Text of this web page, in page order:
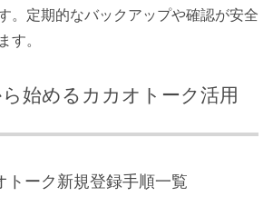
。定期的なバックアップや確認が安全
す。
始めるカカオトーク活用
トーク新規登録手順一覧